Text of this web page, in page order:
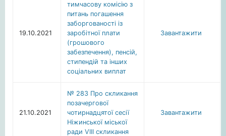
19.10.2021
тимчасову комісію з
питань погашення
заборгованості із
заробітної плати
(грошового
забезпечення), пенсій,
стипендій та інших
соціальних виплат
Завантажити
21.10.2021
№ 283 Про скликання
позачергової
чотирнадцятої сесії
Ніжинської міської
ради VIIІ скликання
Завантажити